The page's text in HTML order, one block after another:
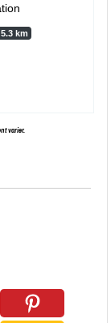
5.3 km
varier.